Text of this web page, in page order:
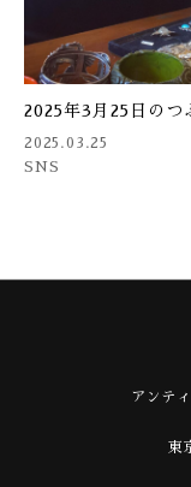
2025年3月25日のつ
2025.03.25
SNS
アンテ
東